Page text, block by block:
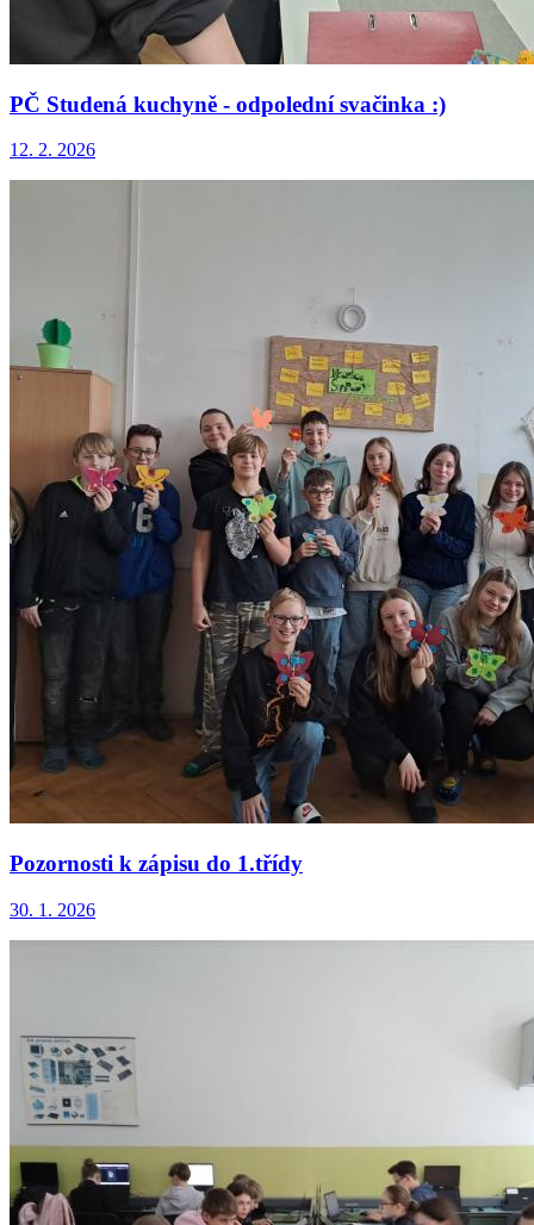
PČ Studená kuchyně - odpolední svačinka :)
12. 2. 2026
Pozornosti k zápisu do 1.třídy
30. 1. 2026